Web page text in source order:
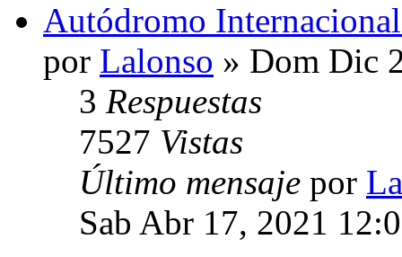
Autódromo
por Lalonso » Dom Dic
3 Respuestas
7527 Vistas
Último mensaje por
Sab Abr 17, 2021